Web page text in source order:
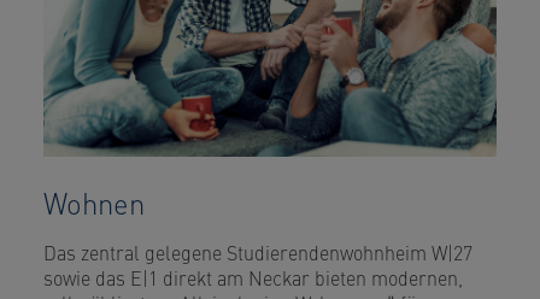
Wohnen
Das zentral gelegene Studierendenwohnheim W|27
sowie das E|1 direkt am Neckar bieten modernen,